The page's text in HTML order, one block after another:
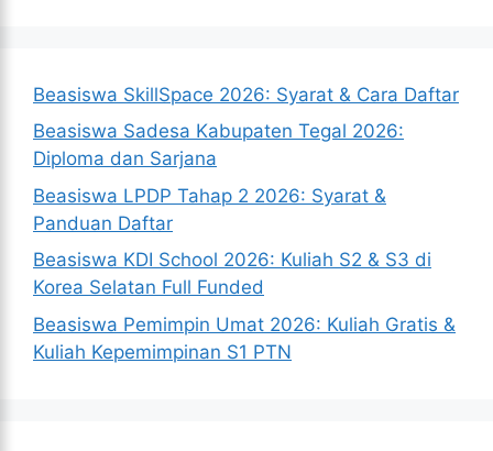
Beasiswa SkillSpace 2026: Syarat & Cara Daftar
Beasiswa Sadesa Kabupaten Tegal 2026:
Diploma dan Sarjana
Beasiswa LPDP Tahap 2 2026: Syarat &
Panduan Daftar
Beasiswa KDI School 2026: Kuliah S2 & S3 di
Korea Selatan Full Funded
Beasiswa Pemimpin Umat 2026: Kuliah Gratis &
Kuliah Kepemimpinan S1 PTN